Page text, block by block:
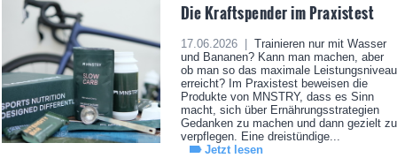
Die Kraftspender im Praxistest
17.06.2026 |
Trainieren nur mit Wasser
und Bananen? Kann man machen, aber
ob man so das maximale Leistungsniveau
erreicht? Im Praxistest beweisen die
Produkte von MNSTRY, dass es Sinn
macht, sich über Ernährungsstrategien
Gedanken zu machen und dann gezielt zu
verpflegen. Eine dreistündige...
Jetzt lesen